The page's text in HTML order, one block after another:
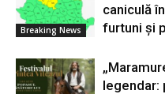
Breaking News
caniculă
furtuni și
legendar: